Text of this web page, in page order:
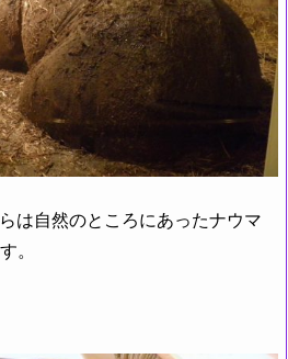
は自然のところにあったナウマ
。